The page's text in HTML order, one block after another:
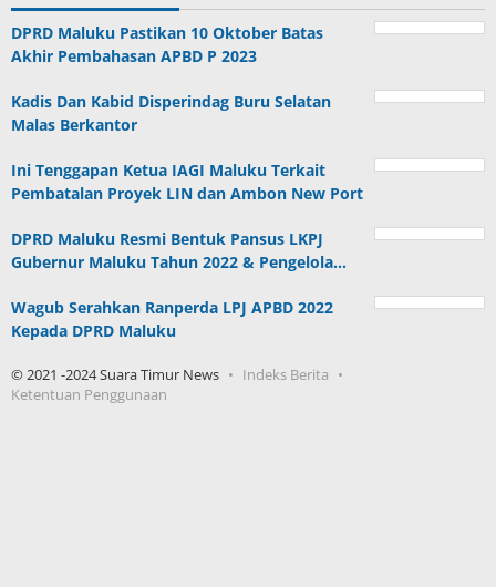
DPRD Maluku Pastikan 10 Oktober Batas
Akhir Pembahasan APBD P 2023
Kadis Dan Kabid Disperindag Buru Selatan
Malas Berkantor
Ini Tenggapan Ketua IAGI Maluku Terkait
Pembatalan Proyek LIN dan Ambon New Port
DPRD Maluku Resmi Bentuk Pansus LKPJ
Gubernur Maluku Tahun 2022 & Pengelola…
Wagub Serahkan Ranperda LPJ APBD 2022
Kepada DPRD Maluku
© 2021 -2024 Suara Timur News
Indeks Berita
Ketentuan Penggunaan